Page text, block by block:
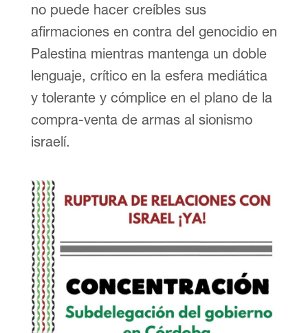
no puede hacer creíbles sus
afirmaciones en contra del genocidio en
Palestina mientras mantenga un doble
lenguaje, crítico en la esfera mediática
y tolerante y cómplice en el plano de la
compra-venta de armas al sionismo
israelí.